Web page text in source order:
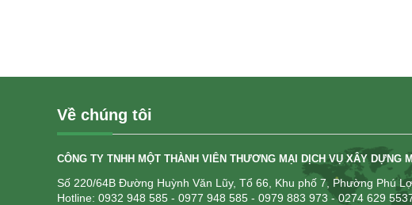
Về chúng tôi
CÔNG TY TNHH MỘT THÀNH VIÊN THƯƠNG MẠI DỊCH VỤ XÂY DỰNG
Số 220/64B Đường Huỳnh Văn Lũy, Tổ 66, Khu phố 7, Phường Phú
Hotline: 0932 948 585 - 0977 948 585 - 0979 883 973 - 0274 629